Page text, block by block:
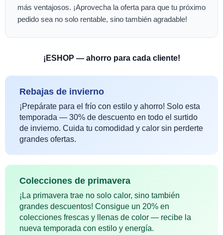
Reloj de pulsera
más ventajosos. ¡Aprovecha la oferta para que tu próximo
pedido sea no solo rentable, sino también agradable!
¡ESHOP — ahorro para cada cliente!
Rebajas de invierno
¡Prepárate para el frío con estilo y ahorro! Solo esta
temporada — 30% de descuento en todo el surtido
de invierno. Cuida tu comodidad y calor sin perderte
grandes ofertas.
Colecciones de primavera
¡La primavera trae no solo calor, sino también
grandes descuentos! Consigue un 20% en
colecciones frescas y llenas de color — recibe la
nueva temporada con estilo y energía.